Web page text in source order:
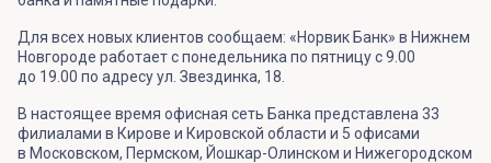
Для всех новых клиентов сообщаем: «Норвик Банк» в Нижнем
Новгороде работает с понедельника по пятницу с 9.00
до 19.00 по адресу ул. Звездинка, 18.
В настоящее время офисная сеть Банка представлена 33
филиалами в Кирове и Кировской области и 5 офисами
в Московском, Пермском, Йошкар-Олинском и Нижегородском